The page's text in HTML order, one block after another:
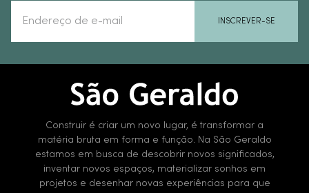
INSCREVER-SE
Construir é criar um novo lugar, é transformar a
matéria bruta em forma e função. Na São Geraldo
estamos em busca de descobrir novos significados,
inventar novos espaços, materializar sonhos em
projetos e desenhar novas experiências para que